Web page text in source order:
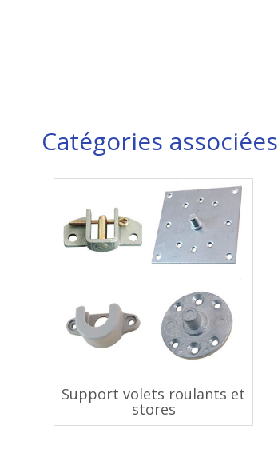
Catégories associées
Support volets roulants et
stores